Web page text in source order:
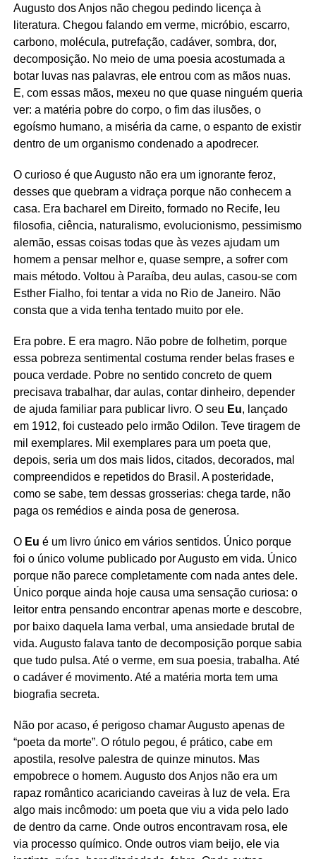
Augusto dos Anjos não chegou pedindo licença à
literatura. Chegou falando em verme, micróbio, escarro,
carbono, molécula, putrefação, cadáver, sombra, dor,
decomposição. No meio de uma poesia acostumada a
botar luvas nas palavras, ele entrou com as mãos nuas.
E, com essas mãos, mexeu no que quase ninguém queria
ver: a matéria pobre do corpo, o fim das ilusões, o
egoísmo humano, a miséria da carne, o espanto de existir
dentro de um organismo condenado a apodrecer.
O curioso é que Augusto não era um ignorante feroz,
desses que quebram a vidraça porque não conhecem a
casa. Era bacharel em Direito, formado no Recife, leu
filosofia, ciência, naturalismo, evolucionismo, pessimismo
alemão, essas coisas todas que às vezes ajudam um
homem a pensar melhor e, quase sempre, a sofrer com
mais método. Voltou à Paraíba, deu aulas, casou-se com
Esther Fialho, foi tentar a vida no Rio de Janeiro. Não
consta que a vida tenha tentado muito por ele.
Era pobre. E era magro. Não pobre de folhetim, porque
essa pobreza sentimental costuma render belas frases e
pouca verdade. Pobre no sentido concreto de quem
precisava trabalhar, dar aulas, contar dinheiro, depender
de ajuda familiar para publicar livro. O seu Eu, lançado
em 1912, foi custeado pelo irmão Odilon. Teve tiragem de
mil exemplares. Mil exemplares para um poeta que,
depois, seria um dos mais lidos, citados, decorados, mal
compreendidos e repetidos do Brasil. A posteridade,
como se sabe, tem dessas grosserias: chega tarde, não
paga os remédios e ainda posa de generosa.
O Eu é um livro único em vários sentidos. Único porque
foi o único volume publicado por Augusto em vida. Único
porque não parece completamente com nada antes dele.
Único porque ainda hoje causa uma sensação curiosa: o
leitor entra pensando encontrar apenas morte e descobre,
por baixo daquela lama verbal, uma ansiedade brutal de
vida. Augusto falava tanto de decomposição porque sabia
que tudo pulsa. Até o verme, em sua poesia, trabalha. Até
o cadáver é movimento. Até a matéria morta tem uma
biografia secreta.
Não por acaso, é perigoso chamar Augusto apenas de
“poeta da morte”. O rótulo pegou, é prático, cabe em
apostila, resolve palestra de quinze minutos. Mas
empobrece o homem. Augusto dos Anjos não era um
rapaz romântico acariciando caveiras à luz de vela. Era
algo mais incômodo: um poeta que viu a vida pelo lado
de dentro da carne. Onde outros encontravam rosa, ele
via processo químico. Onde outros viam beijo, ele via